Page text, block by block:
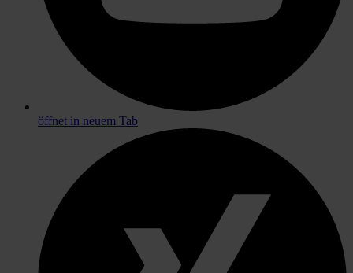
öffnet in neuem Tab